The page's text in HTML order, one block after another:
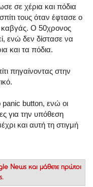
σε χέρια και πόδια
τους όταν έφτασε ο
καβγάς. Ο 50χρονος
ενώ δεν δίστασε να
και τα πόδια.
πηγαίνοντας στην
panic button, ενώ οι
για την υπόθεση
και αυτή τη στιγμή
News και μάθετε πρώτοι